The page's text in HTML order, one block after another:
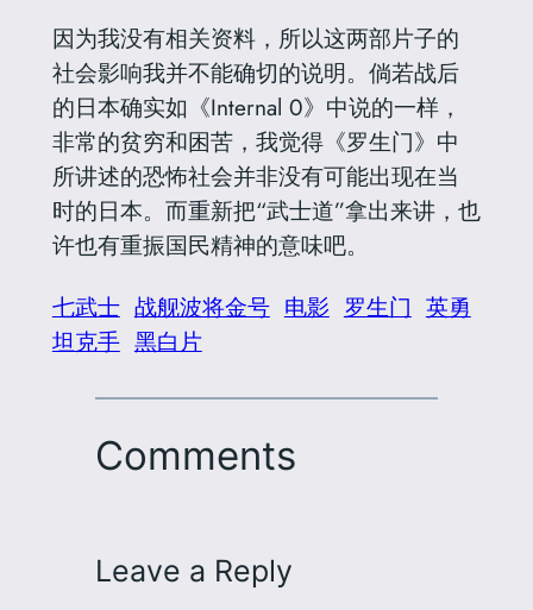
因为我没有相关资料，所以这两部片子的
社会影响我并不能确切的说明。倘若战后
的日本确实如《Internal 0》中说的一样，
非常的贫穷和困苦，我觉得《罗生门》中
所讲述的恐怖社会并非没有可能出现在当
时的日本。而重新把“武士道”拿出来讲，也
许也有重振国民精神的意味吧。
七武士 战舰波将金号 电影 罗生门 英勇
坦克手 黑白片
Comments
Leave a Reply